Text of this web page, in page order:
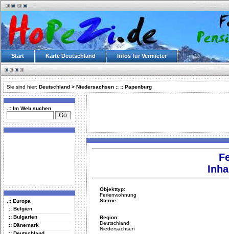
Start Karte Deutschland Infos für Vermieter
Sie sind hier: Deutschland > Niedersachsen :: :: Papenburg
.:: Im Web suchen
.:: Europa
:: Belgien
:: Bulgarien
:: Dänemark
Objekttyp:
Ferienwohnung
Sterne:
Region:
Deutschland
Niedersachsen